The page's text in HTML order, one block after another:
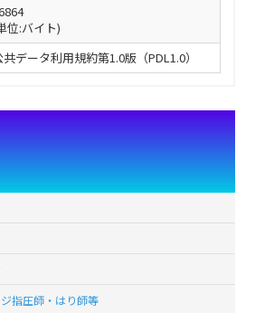
位:バイト)
共データ利用規約第1.0版（PDL1.0）
指圧師・はり師等